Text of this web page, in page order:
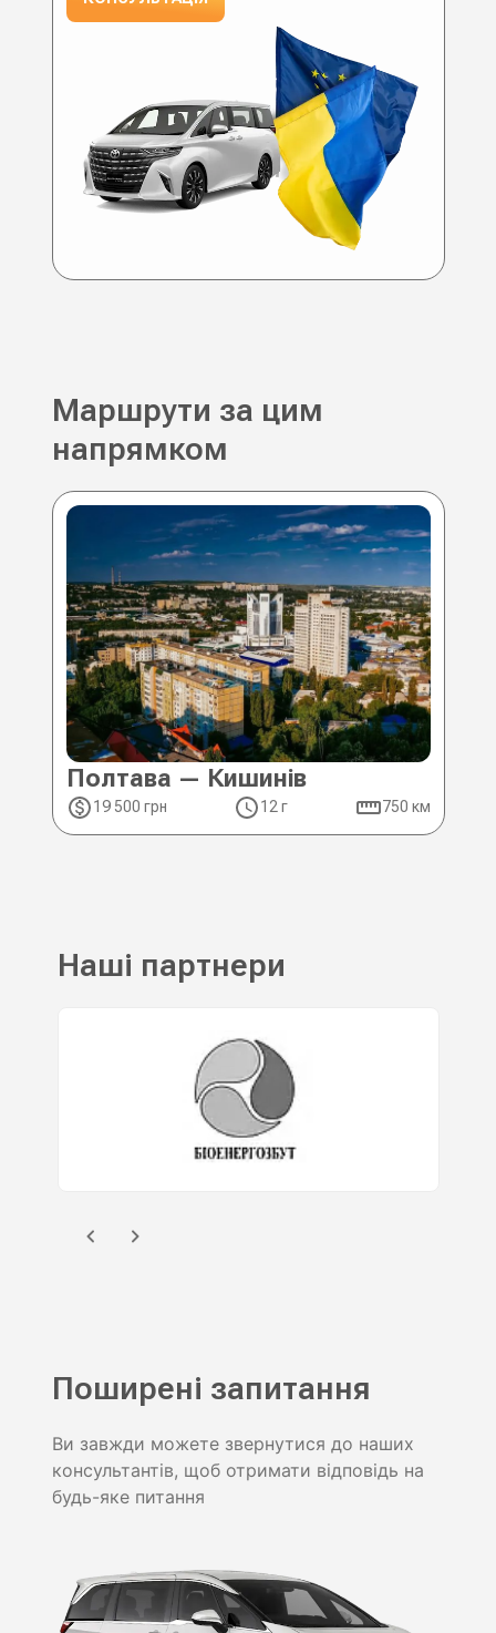
Маршрути за цим
напрямком
Полтава — Кишинів
19 500 грн 12 г 750 км
Наші партнери
Поширені запитання
Ви завжди можете звернутися до наших
консультантів, щоб отримати відповідь на
будь-яке питання